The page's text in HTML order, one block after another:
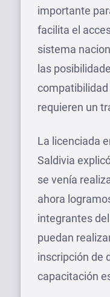
importante
facilita el
sistema
las
requieren un
La licenciada
Saldivia
se venía
ahora
integrantes
puedan
inscripción de
capacitación